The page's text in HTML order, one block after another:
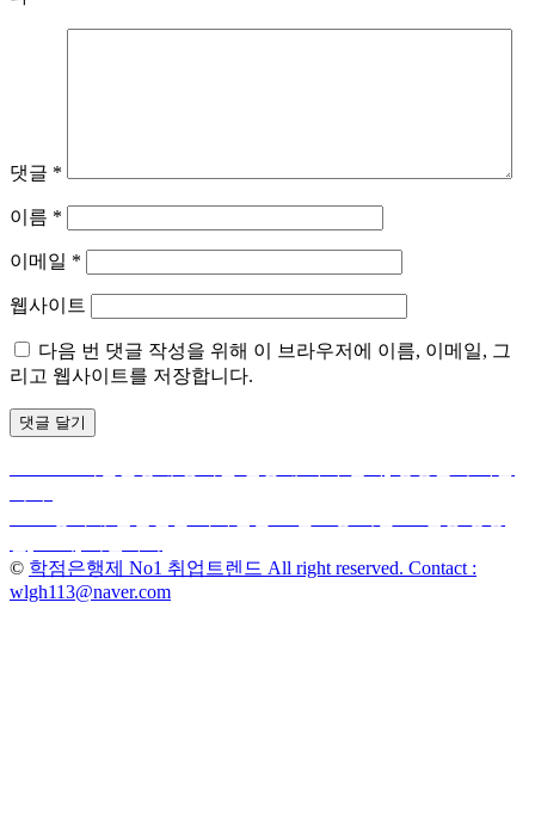
댓글 *
이름 *
이메일 *
웹사이트
다음 번 댓글 작성을 위해 이 브라우저에 이름, 이메일, 그
리고 웹사이트를 저장합니다.
글
탐
색
© 학점은행제 No1 취업트렌드 All right reserved. Contact :
wlgh113@naver.com